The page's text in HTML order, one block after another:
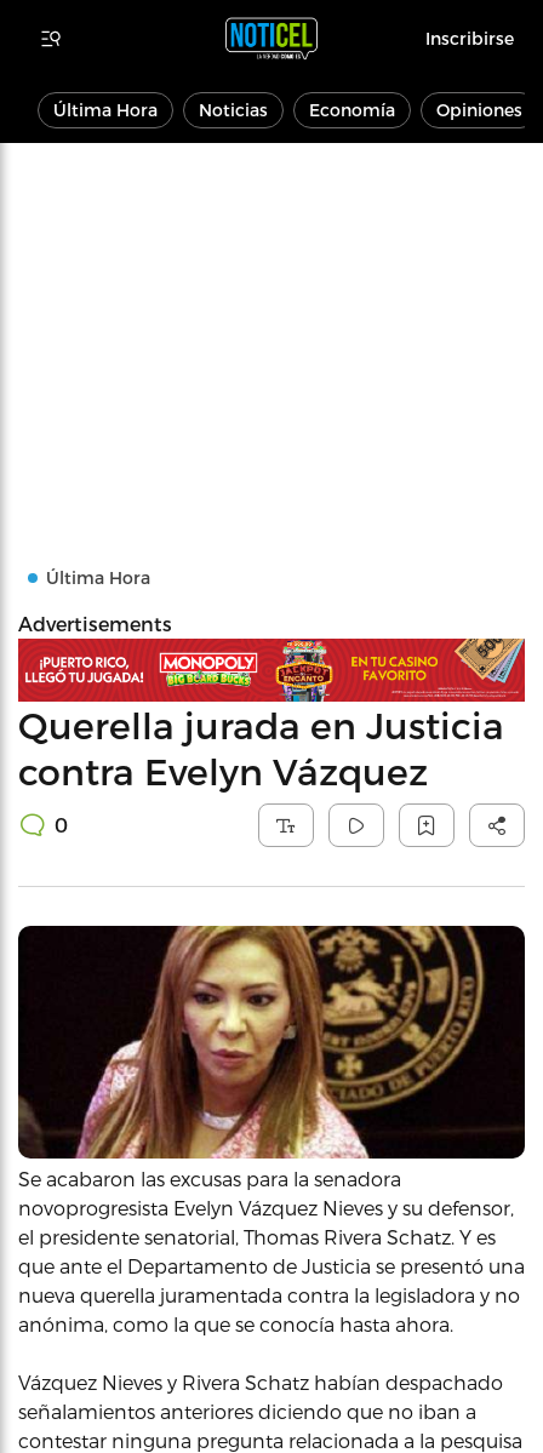
Inscribirse
Última Hora Noticias Economía Opiniones
Última Hora
Advertisements
Querella jurada en Justicia
contra Evelyn Vázquez
0
Se acabaron las excusas para la senadora
novoprogresista Evelyn Vázquez Nieves y su defensor,
el presidente senatorial, Thomas Rivera Schatz. Y es
que ante el Departamento de Justicia se presentó una
nueva querella juramentada contra la legisladora y no
anónima, como la que se conocía hasta ahora.
Vázquez Nieves y Rivera Schatz habían despachado
señalamientos anteriores diciendo que no iban a
contestar ninguna pregunta relacionada a la pesquisa